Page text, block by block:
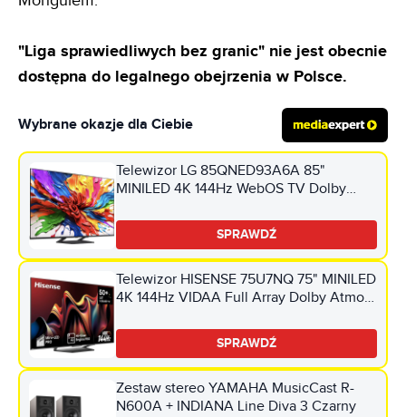
"Liga sprawiedliwych bez granic" nie jest obecnie
dostępna do legalnego obejrzenia w Polsce.
Wybrane okazje dla Ciebie
Telewizor LG 85QNED93A6A 85"
MINILED 4K 144Hz WebOS TV Dolby
SPRAWDŹ
Telewizor HISENSE 75U7NQ 75" MINILED
4K 144Hz VIDAA Full Array Dolby Atmos
SPRAWDŹ
Zestaw stereo YAMAHA MusicCast R-
N600A + INDIANA Line Diva 3 Czarny